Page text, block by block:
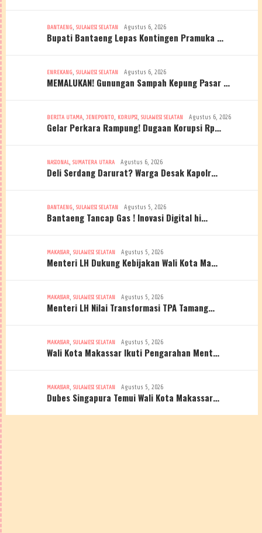
BANTAENG, SULAWESI SELATAN Agustus 6, 2026
Bupati Bantaeng Lepas Kontingen Pramuka …
ENREKANG, SULAWESI SELATAN Agustus 6, 2026
MEMALUKAN! Gunungan Sampah Kepung Pasar …
BERITA UTAMA, JENEPONTO, KORUPSI, SULAWESI SELATAN Agustus 6, 2026
Gelar Perkara Rampung! Dugaan Korupsi Rp…
NASIONAL, SUMATERA UTARA Agustus 6, 2026
Deli Serdang Darurat? Warga Desak Kapolr…
BANTAENG, SULAWESI SELATAN Agustus 5, 2026
Bantaeng Tancap Gas ! Inovasi Digital hi…
MAKASSAR, SULAWESI SELATAN Agustus 5, 2026
Menteri LH Dukung Kebijakan Wali Kota Ma…
MAKASSAR, SULAWESI SELATAN Agustus 5, 2026
Menteri LH Nilai Transformasi TPA Tamang…
MAKASSAR, SULAWESI SELATAN Agustus 5, 2026
Wali Kota Makassar Ikuti Pengarahan Ment…
MAKASSAR, SULAWESI SELATAN Agustus 5, 2026
Dubes Singapura Temui Wali Kota Makassar…